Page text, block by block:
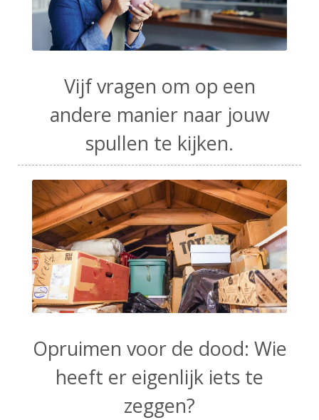
Vijf vragen om op een
andere manier naar jouw
spullen te kijken.
Opruimen voor de dood: Wie
heeft er eigenlijk iets te
zeggen?